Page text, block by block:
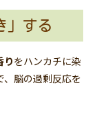
」する
りをハンカチに染
、脳の過剰反応を